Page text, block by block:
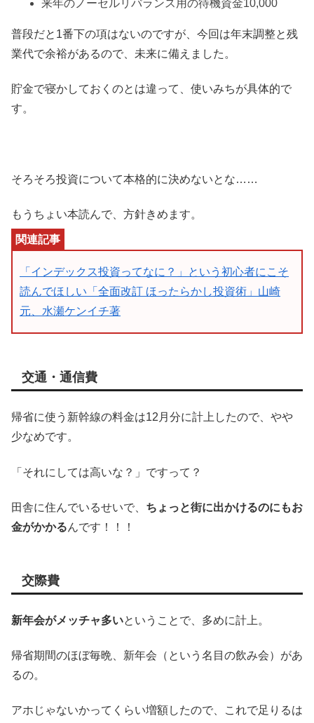
来年のノーセルリバランス用の待機資金10,000
普段だと1番下の項はないのですが、今回は年末調整と残
業代で余裕があるので、未来に備えました。
貯金で寝かしておくのとは違って、使いみちが具体的で
す。
そろそろ投資について本格的に決めないとな……
もうちょい本読んで、方針きめます。
「インデックス投資ってなに？」という初心者にこそ
読んでほしい「全面改訂 ほったらかし投資術」山崎
元、水瀬ケンイチ著
交通・通信費
帰省に使う新幹線の料金は12月分に計上したので、やや
少なめです。
「それにしては高いな？」ですって？
田舎に住んでいるせいで、 ちょっと街に出かけるのにもお
金がかかるんです！！！
交際費
新年会がメッチャ多いということで、多めに計上。
帰省期間のほぼ毎晩、新年会（という名目の飲み会）があ
るの。
アホじゃないかってくらい増額したので、これで足りるは